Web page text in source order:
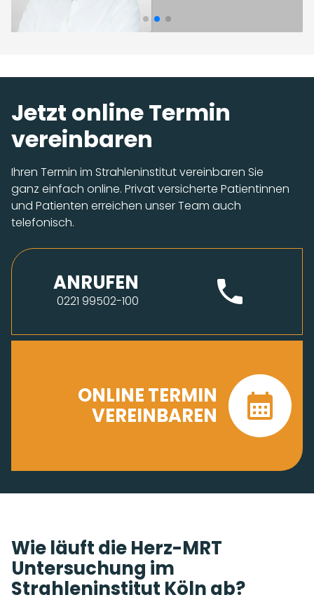
Jetzt online Termin
vereinbaren
Ihren Termin im Strahleninstitut vereinbaren Sie
ganz einfach online. Privat versicherte Patientinnen
und Patienten erreichen unser Team auch
telefonisch.
ANRUFEN
0221 99502-100
ONLINE TERMIN
VEREINBAREN
Wie läuft die Herz-MRT
Untersuchung im
Strahleninstitut Köln ab?